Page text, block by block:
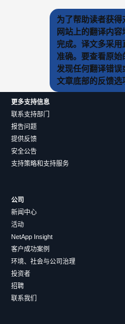
为了帮助读者获
网站上的翻译内
完成。译文多采
准确。要查看原
发现任何翻译错误
文章底部的反馈选
更多支持信息
联系支持部门
报告问题
提供反馈
安全公告
支持策略和支持服务
公司
新闻中心
活动
NetApp Insight
客户成功案例
环境、社会与公司治理
投资者
招聘
联系我们